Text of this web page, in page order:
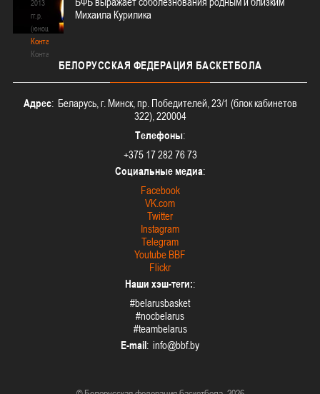
2013
гг.р.
(юноши)
Контакты
Контакты
Михаила Курилика
БЕЛОРУССКАЯ ФЕДЕРАЦИЯ БАСКЕТБОЛА
Адрес: Беларусь, г. Минск, пр. Победителей, 23/1 (блок кабинетов
322), 220004
Телефоны:
+375 17 282 76 73
Социальные медиа:
Facebook
VK.com
Twitter
Instagram
Telegram
Youtube BBF
Flickr
Наши хэш-теги::
#belarusbasket
#nocbelarus
#teambelarus
E-mail: